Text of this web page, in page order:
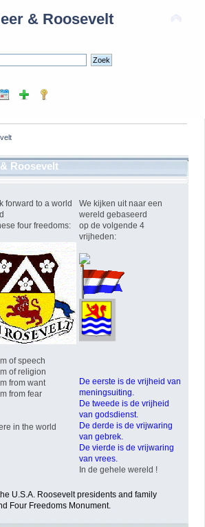
& Roosevelt
Roosevelt
forward to a world
four freedoms:
of speech
of religion
from want
from fear
in the world
We kijken uit naar een
wereld gebaseerd
op de volgende 4
vrijheden:
De eerste is de vrijheid van
meningsuiting.
De tweede is de vrijheid
van godsdienst.
De derde is de vrijwaring
van gebrek.
De vierde is de vrijwaring
van vrees.
In de gehele wereld !
U.S.A. Roosevelt presidents and family
Four Freedoms Monument.